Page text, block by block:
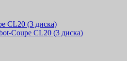
Coupe CL20 (3 диска)